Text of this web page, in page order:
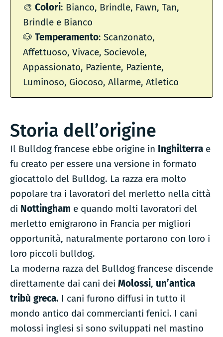
🎨 Colori: Bianco, Brindle, Fawn, Tan,
Brindle e Bianco
🐶 Temperamento: Scanzonato,
Affettuoso, Vivace, Socievole,
Appassionato, Paziente, Paziente,
Luminoso, Giocoso, Allarme, Atletico
Storia dell’origine
Il Bulldog francese ebbe origine in Inghilterra e
fu creato per essere una versione in formato
giocattolo del Bulldog. La razza era molto
popolare tra i lavoratori del merletto nella città
di Nottingham e quando molti lavoratori del
merletto emigrarono in Francia per migliori
opportunità, naturalmente portarono con loro i
loro piccoli bulldog.
La moderna razza del Bulldog francese discende
direttamente dai cani dei Molossi, un’antica
tribù greca. I cani furono diffusi in tutto il
mondo antico dai commercianti fenici. I cani
molossi inglesi si sono sviluppati nel mastino